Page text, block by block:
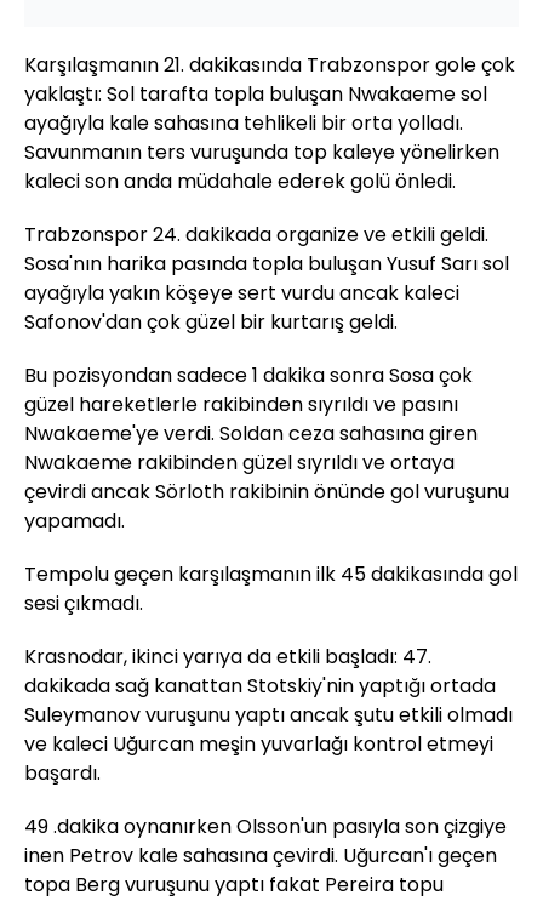
Karşılaşmanın 21. dakikasında Trabzonspor gole çok
yaklaştı: Sol tarafta topla buluşan Nwakaeme sol
ayağıyla kale sahasına tehlikeli bir orta yolladı.
Savunmanın ters vuruşunda top kaleye yönelirken
kaleci son anda müdahale ederek golü önledi.
Trabzonspor 24. dakikada organize ve etkili geldi.
Sosa'nın harika pasında topla buluşan Yusuf Sarı sol
ayağıyla yakın köşeye sert vurdu ancak kaleci
Safonov'dan çok güzel bir kurtarış geldi.
Bu pozisyondan sadece 1 dakika sonra Sosa çok
güzel hareketlerle rakibinden sıyrıldı ve pasını
Nwakaeme'ye verdi. Soldan ceza sahasına giren
Nwakaeme rakibinden güzel sıyrıldı ve ortaya
çevirdi ancak Sörloth rakibinin önünde gol vuruşunu
yapamadı.
Tempolu geçen karşılaşmanın ilk 45 dakikasında gol
sesi çıkmadı.
Krasnodar, ikinci yarıya da etkili başladı: 47.
dakikada sağ kanattan Stotskiy'nin yaptığı ortada
Suleymanov vuruşunu yaptı ancak şutu etkili olmadı
ve kaleci Uğurcan meşin yuvarlağı kontrol etmeyi
başardı.
49 .dakika oynanırken Olsson'un pasıyla son çizgiye
inen Petrov kale sahasına çevirdi. Uğurcan'ı geçen
topa Berg vuruşunu yaptı fakat Pereira topu